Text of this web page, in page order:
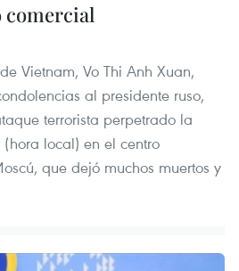
comercial
Vietnam, Vo Thi Anh Xuan,
al presidente ruso,
terrorista perpetrado la
local) en el centro
que dejó muchos muertos y